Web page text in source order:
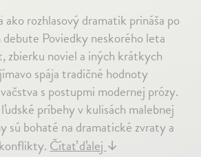
rozhlasový dramatik prináša po
Poviedky neskorého leta
zbierku noviel a iných krátkych
spája tradičné hodnoty
s postupmi modernej prózy.
príbehy v kulisách malebnej
sú bohaté na dramatické zvraty a
Čítať ďalej↓